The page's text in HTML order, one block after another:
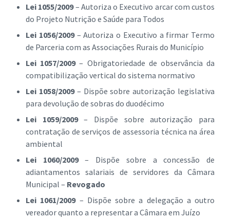
Lei 1055/2009– Autoriza o Executivo arcar com custos
do Projeto Nutrição e Saúde para Todos
Lei 1056/2009– Autoriza o Executivo a firmar Termo
de Parceria com as Associações Rurais do Município
Lei 1057/2009– Obrigatoriedade de observância da
compatibilização vertical do sistema normativo
Lei 1058/2009– Dispõe sobre autorização legislativa
para devolução de sobras do duodécimo
Lei 1059/2009– Dispõe sobre autorização para
contratação de serviços de assessoria técnica na área
ambiental
Lei 1060/2009– Dispõe sobre a concessão de
adiantamentos salariais de servidores da Câmara
Municipal – Revogado
Lei 1061/2009– Dispõe sobre a delegação a outro
vereador quanto a representar a Câmara em Juízo